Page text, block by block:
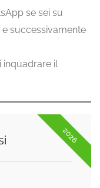
se sei su
successivamente
inquadrare il
2026